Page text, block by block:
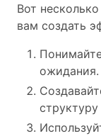
Вот
вам создать
ожидания.
структуру